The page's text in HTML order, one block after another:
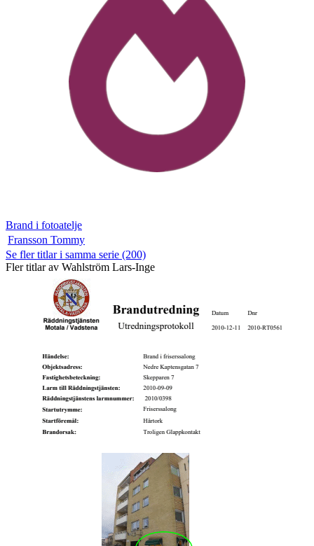
Brand i fotoatelje
Fransson Tommy
Se fler titlar i samma serie (200)
Fler titlar av Wahlström Lars-Inge